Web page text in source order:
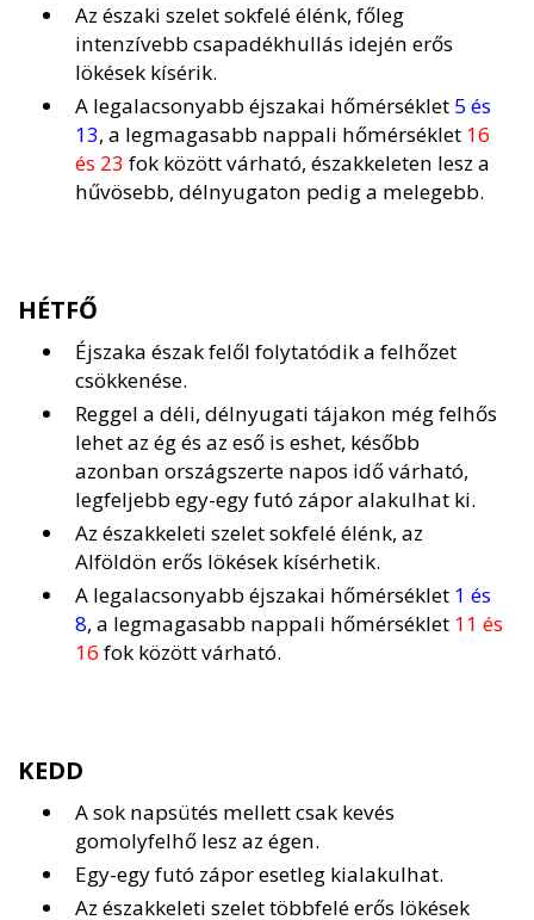
Az északi szelet sokfelé élénk, főleg
intenzívebb csapadékhullás idején erős
lökések kísérik.
A legalacsonyabb éjszakai hőmérséklet 5 és
13, a legmagasabb nappali hőmérséklet 16
és 23 fok között várható, északkeleten lesz a
hűvösebb, délnyugaton pedig a melegebb.
HÉTFŐ
Éjszaka észak felől folytatódik a felhőzet
csökkenése.
Reggel a déli, délnyugati tájakon még felhős
lehet az ég és az eső is eshet, később
azonban országszerte napos idő várható,
legfeljebb egy-egy futó zápor alakulhat ki.
Az északkeleti szelet sokfelé élénk, az
Alföldön erős lökések kísérhetik.
A legalacsonyabb éjszakai hőmérséklet 1 és
8, a legmagasabb nappali hőmérséklet 11 és
16 fok között várható.
KEDD
A sok napsütés mellett csak kevés
gomolyfelhő lesz az égen.
Egy-egy futó zápor esetleg kialakulhat.
Az északkeleti szelet többfelé erős lökések